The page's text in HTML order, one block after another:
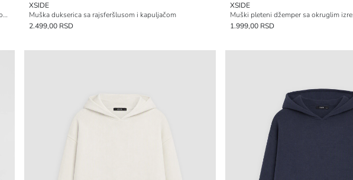
Muški pleteni džemper sa okruglim izrezom od meliranog materijala
XSIDE
Muška dukserica sa rajsferšlusom i kapuljačom
2.499,00 RSD
XSIDE
Muški pleteni džemper sa okruglim
1.999,00 RSD